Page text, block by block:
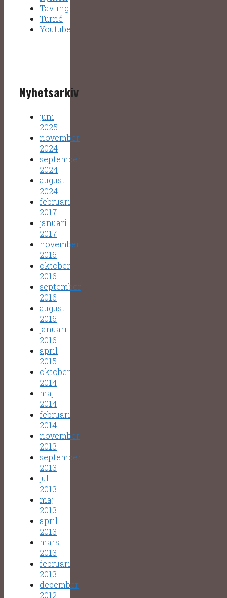
Tävling
Turné
Youtube
Nyhetsarkiv
juni
2025
november
2024
september
2024
augusti
2024
februari
2017
januari
2017
november
2016
oktober
2016
september
2016
augusti
2016
januari
2016
april
2015
oktober
2014
maj
2014
februari
2014
november
2013
september
2013
juli
2013
maj
2013
april
2013
mars
2013
februari
2013
december
2012